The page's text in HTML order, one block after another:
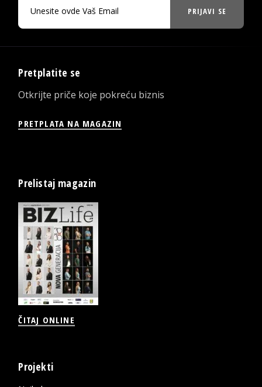
PRIJAVI SE
Pretplatite se
Otkrijte priče koje pokreću biznis
PRETPLATA NA MAGAZIN
Prelistaj magazin
ČITAJ ONLINE
Projekti